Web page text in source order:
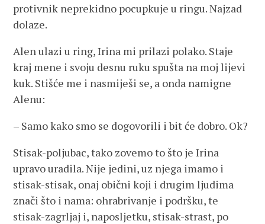
protivnik neprekidno pocupkuje u ringu. Najzad
dolaze.
Alen ulazi u ring, Irina mi prilazi polako. Staje
kraj mene i svoju desnu ruku spušta na moj lijevi
kuk. Stišće me i nasmiješi se, a onda namigne
Alenu:
– Samo kako smo se dogovorili i bit će dobro. Ok?
Stisak-poljubac, tako zovemo to što je Irina
upravo uradila. Nije jedini, uz njega imamo i
stisak-stisak, onaj obični koji i drugim ljudima
znači što i nama: ohrabrivanje i podršku, te
stisak-zagrljaj i, naposljetku, stisak-strast, po